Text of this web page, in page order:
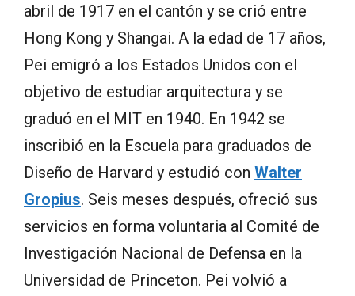
abril de 1917 en el cantón y se crió entre
Hong Kong y Shangai. A la edad de 17 años,
Pei emigró a los Estados Unidos con el
objetivo de estudiar arquitectura y se
graduó en el MIT en 1940. En 1942 se
inscribió en la Escuela para graduados de
Diseño de Harvard y estudió con Walter
Gropius. Seis meses después, ofreció sus
servicios en forma voluntaria al Comité de
Investigación Nacional de Defensa en la
Universidad de Princeton. Pei volvió a